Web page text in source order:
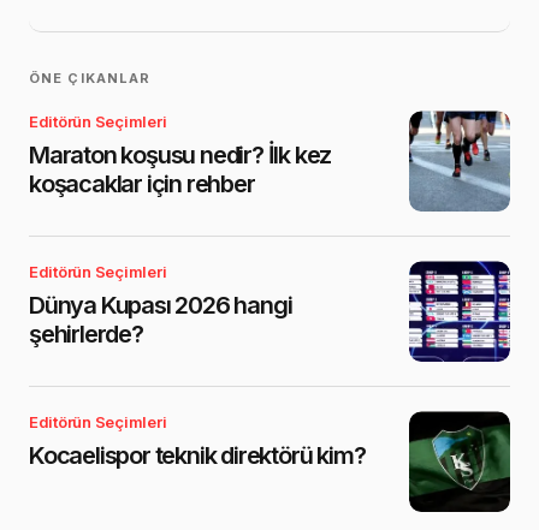
ÖNE ÇIKANLAR
Editörün Seçimleri
Maraton koşusu nedir? İlk kez
koşacaklar için rehber
Editörün Seçimleri
Dünya Kupası 2026 hangi
şehirlerde?
Editörün Seçimleri
Kocaelispor teknik direktörü kim?